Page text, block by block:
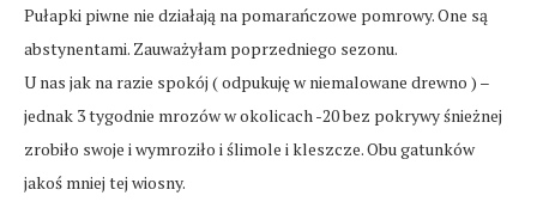
Pułapki piwne nie działają na pomarańczowe pomrowy. One są
abstynentami. Zauważyłam poprzedniego sezonu.
U nas jak na razie spokój ( odpukuję w niemalowane drewno ) –
jednak 3 tygodnie mrozów w okolicach -20 bez pokrywy śnieżnej
zrobiło swoje i wymroziło i ślimole i kleszcze. Obu gatunków
jakoś mniej tej wiosny.